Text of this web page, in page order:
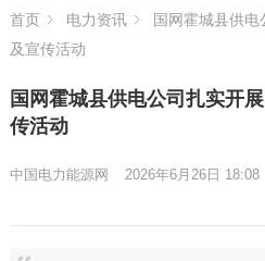
首页 电力资讯
国网霍城县供
及宣传活动
国网霍城县供电公司扎实开
传活动
中国电力能源网 2026年6月26日 18:08